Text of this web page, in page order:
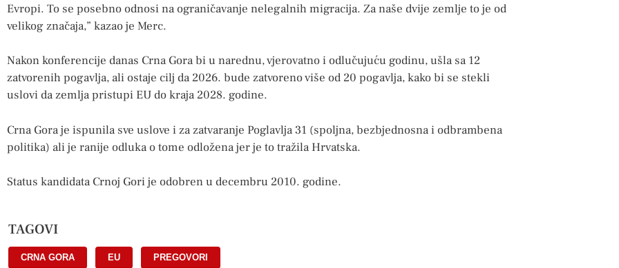
Evropi. To se posebno odnosi na ograničavanje nelegalnih migracija. Za naše dvije zemlje to je od
velikog značaja,” kazao je Merc.
Nakon konferencije danas Crna Gora bi u narednu, vjerovatno i odlučujuću godinu, ušla sa 12
zatvorenih pogavlja, ali ostaje cilj da 2026. bude zatvoreno više od 20 pogavlja, kako bi se stekli
uslovi da zemlja pristupi EU do kraja 2028. godine.
Crna Gora je ispunila sve uslove i za zatvaranje Poglavlja 31 (spoljna, bezbjednosna i odbrambena
politika) ali je ranije odluka o tome odložena jer je to tražila Hrvatska.
Status kandidata Crnoj Gori je odobren u decembru 2010. godine.
TAGOVI
CRNA GORA EU PREGOVORI